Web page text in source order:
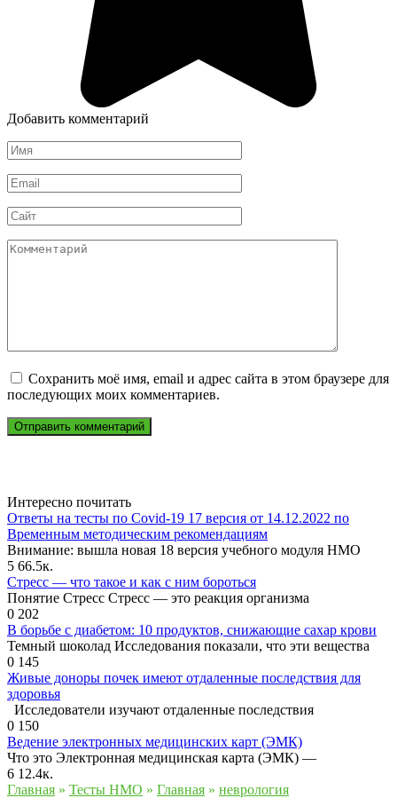
Добавить комментарий
Имя
*
Email
*
Сайт
Комментарий
Сохранить моё имя, email и адрес сайта в этом браузере для
последующих моих комментариев.
Интересно почитать
Ответы на тесты по Covid-19 17 версия от 14.12.2022 по
Временным методическим рекомендациям
Внимание: вышла новая 18 версия учебного модуля НМО
5 66.5к.
Стресс — что такое и как с ним бороться
Понятие Стресс Стресс — это реакция организма
0 202
В борьбе с диабетом: 10 продуктов, снижающие сахар крови
Темный шоколад Исследования показали, что эти вещества
0 145
Живые доноры почек имеют отдаленные последствия для
здоровья
Исследователи изучают отдаленные последствия
0 150
Ведение электронных медицинских карт (ЭМК)
Что это Электронная медицинская карта (ЭМК) —
6 12.4к.
Главная » Тесты НМО » Главная » неврология